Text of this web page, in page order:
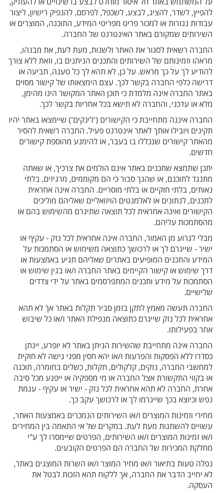
להפיץ, לשדר, להציג, לבצע, לשכפל, לפרסם, להנפיק רישיון, ליצור
עבודות נגזרות או למכור פריט מפריטי המידע, התוכנה, המוצרים או
השירותים שמקורם באתר האינטרנט של החברה.
החברה רשאית לסגור את האתר ולשנות, מעת לעת, את מבנהו,
מראהו וזמינותם של השירותים והתכנים הניתנים בו, וזאת ללא צורך
להודיע לך על כך מראש. על כן, לא תהא לך כל טענה, תביעה או
דרישה כלפי החברה בקשר לכך. עצם הימצאותו של קישור מסוים
באתר החברה אינה מלמדת כי תוכן האתר המקושר הינו מהימן,
מלא או עדכני, והחברה לא תישא בכל אחריות בקשר לכך.
החברה איננה מתחייבת כי הקישורים ('לינקים') שיימצאו באתר יהיו
תקינים ויובילו אותך לאתר אינטרנט פעיל. החברה רשאית להסיר
מהאתר קישורים שנכללו בו בעבר, או להימנע מהוספת קישורים
חדשים.
יתכן שתמצא שתכנים באתר אינם הולמים את צרכיך, או שאתה
מתנגד לתוכנם, או שהנך סבור כי הם מקוממים, מרגיזים, בלתי
נאותים, בלתי חוקיים או בלתי מוסריים. החברה אינה אחראית
לתכנים, לנתונים או לאלמנטים הויזואליים שאליהם מוליכים
הקישורים ואינה אחראית לכל תוצאה שתיגרם מהשימוש בהם או
מהסתמכות עליהם.
מבלי לגרוע מן האמור, החברה אינה אחראית לכל נזק - עקיף או
ישיר - שייגרם לך או לרכושך כתוצאה משימוש או הסתמכות על
המידע והתכנים המופיעים באתרים שאליהם תגיע באמצעות או
דרך שימוש או קישור הקיימים באתר החברה ו/או בגין שימוש או
הסתמכות על מידע ותכנים המתפרסמים באתר על ידי צדדים
שלישיים.
החברה תעשה מאמץ לתקן בזמן סביר תקלות באתר אך לא תהא
אחראית לכל נזק שייגרם כתוצאה מנפילת האתר ו/או כל שיבוש
אחר בפעילותו.
החברה אינה מתחייבת שהשירות הניתן באתר לא יופרע, יינתן
כסדרו ללא הפסקות והפרעות ו/או יהא חסין מפני גישה לא חוקית
למחשבי החברה, נזקים, קלקולים, תקלות, כשלים בחומרה, תוכנה
או בקווי התקשורת אצל החברה או מי מספקיה או ייפגע מכל סיבה
אחרת, החברה לא תהא אחראית לכל נזק - ישיר או עקיף - עגמת
נפש וכיוצא בכך שייגרמו לך או לרכושך עקב כך.
מחירי וזמינות המוצרים ו/או השירותים הנמכרים באמצעות האתר,
עשויים להשתנות מעת לעת. במקרים של אי התאמה בין המחירים
ו/או זמינות המוצרים ו/או השירותים, הפרטים שיימסרו לך ע"י
מחלקת המכירות של החברה הם הפרטים הקובעים.
נפלה טעות בתיאור ו/או מחיר המוצר ו/או השרות המוצגים באתר,
לא יחייב הדבר את החברה, אך ללקוח תהא הזכות לבטל את
העסקה.